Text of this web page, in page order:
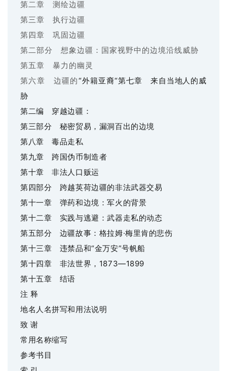
第二章 测绘边疆
第三章 执行边疆
第四章 巩固边疆
第二部分 想象边疆：国家视野中的边境沿线威胁
第五章 暴力的幽灵
第六章 边疆的“外籍亚裔“第七章 来自当地人的威
胁
第二编 穿越边疆：
第三部分 秘密贸易，漏洞百出的边境
第八章 毒品走私
第九章 跨国伪币制造者
第十章 非法人口贩运
第四部分 跨越英荷边疆的非法武器交易
第十一章 弹药和边境：军火的背景
第十二章 实践与逃避：武器走私的动态
第五部分 边疆故事：格拉姆·梅里肯的悲伤
第十三章 违禁品和“金万安”号帆船
第十四章 非法世界， 1873—1899
第十五章 结语
注 释
地名人名拼写和用法说明
致 谢
常用名称缩写
参考书目